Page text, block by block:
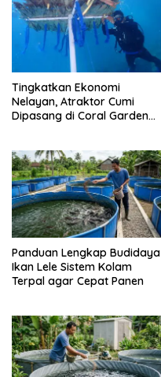
Tingkatkan Ekonomi
Nelayan, Atraktor Cumi
Dipasang di Coral Garden
Panduan Lengkap Budidaya
Ikan Lele Sistem Kolam
Terpal agar Cepat Panen